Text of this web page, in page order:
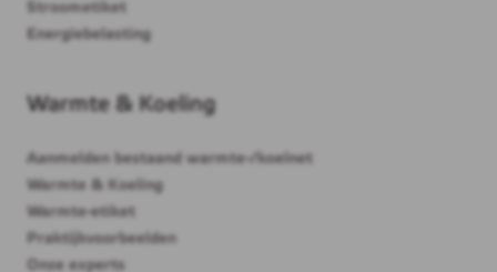
Stroometiket
Energiebelasting
Warmte & Koeling
Aanmelden bestaand warmte-/koelnet
Warmte & Koeling
Warmte-etiket
Praktijkvoorbeelden
Onze experts